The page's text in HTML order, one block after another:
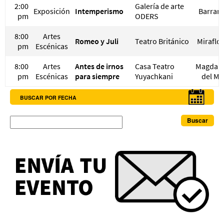
2:00
pm Exposición Intemperismo
Galería de arte
ODERS
8:00
pm
Artes
Escénicas
Romeo y Juli Teatro Británico
8:00
pm
Artes
Escénicas
Antes de irnos
para siempre
Casa Teatro
Yuyachkani
del
BUSCAR POR FECHA